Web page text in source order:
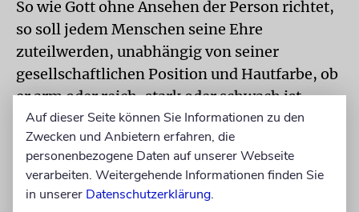
So wie Gott ohne Ansehen der Person richtet,
so soll jedem Menschen seine Ehre
zuteilwerden, unabhängig von seiner
gesellschaftlichen Position und Hautfarbe, ob
er arm oder reich, stark oder schwach ist.
Denn wir sind alle Gottes Ebenbild.
Der Autor ist Rabbiner der Israelitischen
Kultusgemeinde Bamberg und Mitglied der
Allgemeinen Rabbinerkonferenz (ARK).
Auf dieser Seite können Sie Informationen zu den
Zwecken und Anbietern erfahren, die
personenbezogene Daten auf unserer Webseite
verarbeiten. Weitergehende Informationen finden Sie
in unserer Datenschutzerklärung.